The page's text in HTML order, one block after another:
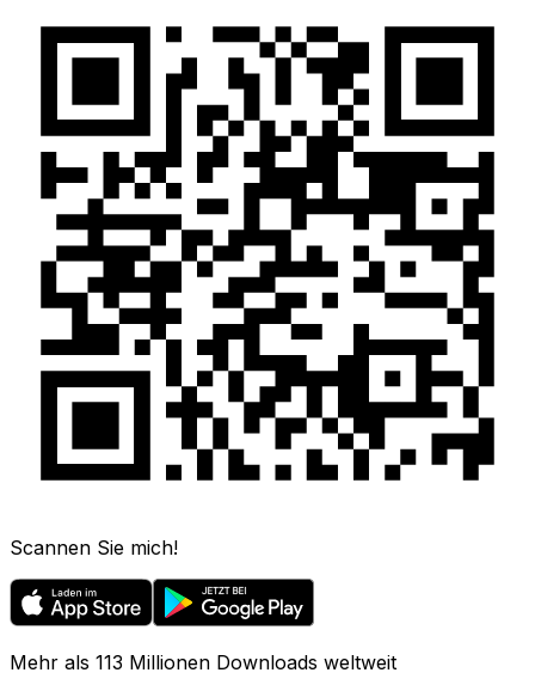
Scannen Sie mich!
Mehr als 113 Millionen Downloads weltweit